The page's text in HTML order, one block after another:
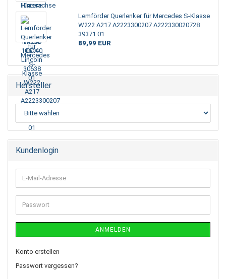
Lemförder Querlenker für Mercedes S-Klasse
W222 A217 A2223300207 A222330020728
39371 01
89,99 EUR
Hersteller
Kundenlogin
ANMELDEN
Konto erstellen
Passwort vergessen?